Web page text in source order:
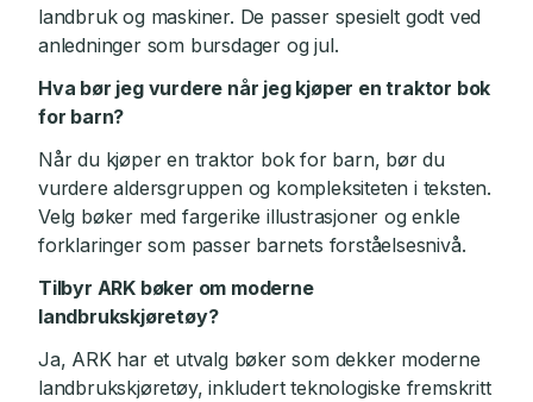
landbruk og maskiner. De passer spesielt godt ved
anledninger som bursdager og jul.
Hva bør jeg vurdere når jeg kjøper en traktor bok
for barn?
Når du kjøper en traktor bok for barn, bør du
vurdere aldersgruppen og kompleksiteten i teksten.
Velg bøker med fargerike illustrasjoner og enkle
forklaringer som passer barnets forståelsesnivå.
Tilbyr ARK bøker om moderne
landbrukskjøretøy?
Ja, ARK har et utvalg bøker som dekker moderne
landbrukskjøretøy, inkludert teknologiske fremskritt